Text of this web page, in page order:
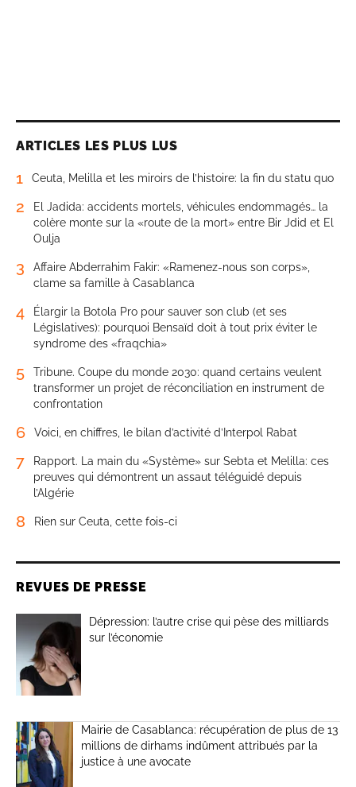
ARTICLES LES PLUS LUS
1 Ceuta, Melilla et les miroirs de l’histoire: la fin du statu quo
2
El Jadida: accidents mortels, véhicules endommagés… la
colère monte sur la «route de la mort» entre Bir Jdid et El
Oulja
3
Affaire Abderrahim Fakir: «Ramenez-nous son corps»,
clame sa famille à Casablanca
4
Élargir la Botola Pro pour sauver son club (et ses
Législatives): pourquoi Bensaïd doit à tout prix éviter le
syndrome des «fraqchia»
5
Tribune. Coupe du monde 2030: quand certains veulent
transformer un projet de réconciliation en instrument de
confrontation
6 Voici, en chiffres, le bilan d’activité d’Interpol Rabat
7
Rapport. La main du «Système» sur Sebta et Melilla: ces
preuves qui démontrent un assaut téléguidé depuis
l’Algérie
8 Rien sur Ceuta, cette fois-ci
REVUES DE PRESSE
Dépression: l’autre crise qui pèse des milliards
sur l’économie
Mairie de Casablanca: récupération de plus de 13
millions de dirhams indûment attribués par la
justice à une avocate